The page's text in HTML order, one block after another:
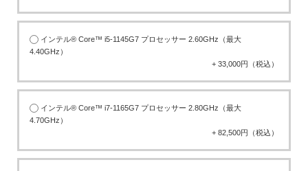
インテル® Core™ i5-1145G7 プロセッサー 2.60GHz（最大
4.40GHz）
+ 33,000円（税込）
インテル® Core™ i7-1165G7 プロセッサー 2.80GHz（最大
4.70GHz）
+ 82,500円（税込）